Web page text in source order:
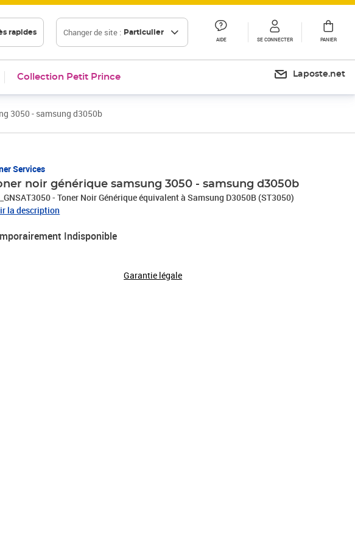
rapides Changer de site : Particulier
AIDE SE CONNECTER PANIER
Collection Petit Prince Laposte.net
3050 - samsung d3050b
Services
noir générique samsung 3050 - samsung d3050b
- Toner Noir Générique équivalent à Samsung D3050B (ST3050)
la description
Indisponible
Garantie légale